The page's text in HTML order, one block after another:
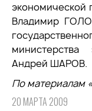
экономической
Владимир
Андрей ШАРОВ.
По материалам
20 МАРТА 2009